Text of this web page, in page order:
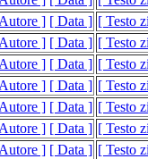
] [ Data ] [ Testo
] [ Data ] [ Testo
] [ Data ] [ Testo
] [ Data ] [ Testo
] [ Data ] [ Testo
] [ Data ] [ Testo
] [ Data ] [ Testo